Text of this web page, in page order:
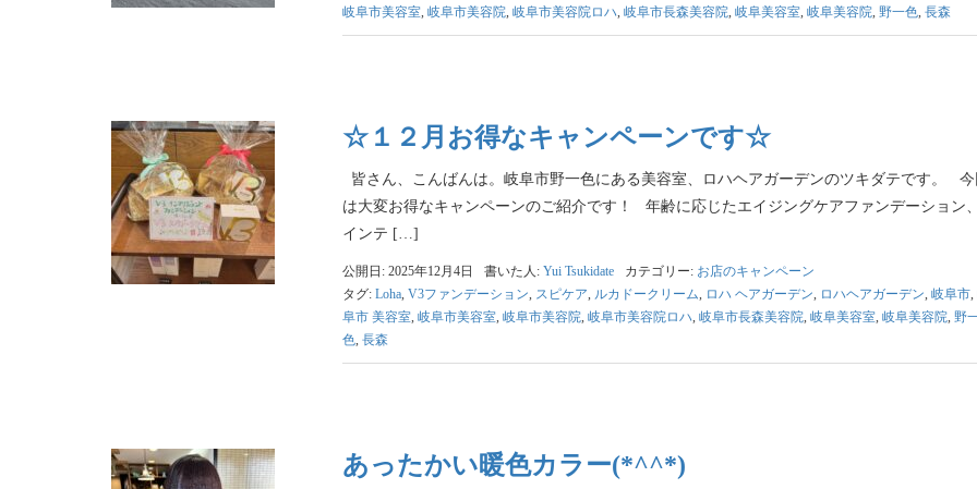
岐阜市美容室, 岐阜市美容院, 岐阜市美容院ロハ, 岐阜市長森美容院, 岐阜美容室, 岐阜美容院, 野一色, 長森
☆１２月お得なキャンペーンです☆
皆さん、こんばんは。岐阜市野一色にある美容室、ロハヘアガーデンのツキダテです。 今
は大変お得なキャンペーンのご紹介です！ 年齢に応じたエイジングケアファンデーション
インテ […]
公開日: 2025年12月4日 書いた人: Yui Tsukidate カテゴリー: お店のキャンペーン
タグ: Loha, V3ファンデーション スピケア ルカドークリーム ロハ ヘアガーデン ロハヘアガーデン 岐阜市,
阜市 美容室, 岐阜市美容室, 岐阜市美容院, 岐阜市美容院ロハ 岐阜市長森美容院, 岐阜美容室, 岐阜美容院, 野
色, 長森
あったかい暖色カラー(*^^*)